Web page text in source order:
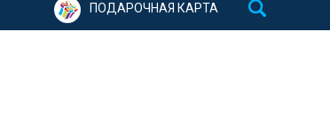
ПОДАРОЧНАЯ КАРТА